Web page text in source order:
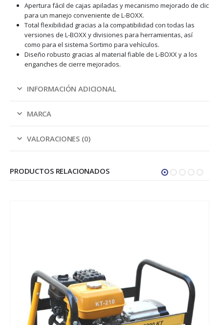
Apertura fácil de cajas apiladas y mecanismo mejorado de clic
para un manejo conveniente de L-BOXX.
Total flexibilidad gracias a la compatibilidad con todas las
versiones de L-BOXX y divisiones para herramientas, así
como para el sistema Sortimo para vehículos.
Diseño robusto gracias al material fiable de L-BOXX y a los
enganches de cierre mejorados.
INFORMACIÓN ADICIONAL
MARCA
VALORACIONES (0)
PRODUCTOS RELACIONADOS